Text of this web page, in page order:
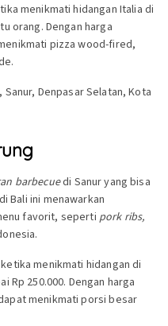
menikmati hidangan Italia di
orang. Dengan harga
pizza wood-fired,
Sanur, Denpasar Selatan, Kota
barbecuedi Sanur yang bisa
di Bali ini menawarkan
favorit, seperti pork ribs,
menikmati hidangan di
Rp 250.000. Dengan harga
menikmati porsi besar